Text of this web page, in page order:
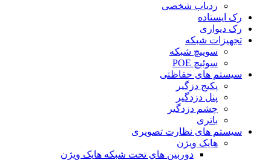
ردیاب شخصی
رک ایستاده
رک دیواری
تجهیزات شبکه
سوییچ شبکه
سوئیچ POE
سیستم های حفاظتی
پکیج دزگیر
پنل دزدگیر
چشم دزدگیر
باتری
سیستم های نظارت تصویری
هایک ویژن
دوربین های تحت شبکه هایک ویژن